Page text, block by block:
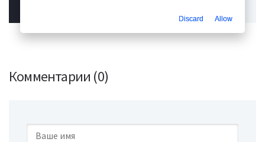
Комментарии (0)
Discard Allow